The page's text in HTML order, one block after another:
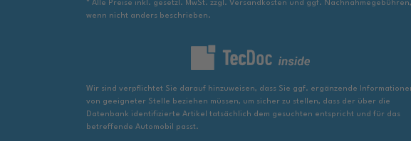
* Alle Preise inkl. gesetzl. MwSt. zzgl. Versandkosten und ggf. Nachnahmegebühren,
wenn nicht anders beschrieben.
Wir sind verpflichtet Sie darauf hinzuweisen, dass Sie ggf. ergänzende
von geeigneter Stelle beziehen müssen, um sicher zu stellen, dass der über die
Datenbank identifizierte Artikel tatsächlich dem gesuchten entspricht und für das
betreffende Automobil passt.